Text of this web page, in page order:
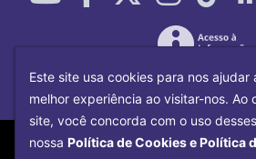
Copyright©2026
Este site usa cookies para nos ajudar
melhor experiência ao visitar-nos. Ao
site, você concorda com o uso
nossa Política de Cookies e Política